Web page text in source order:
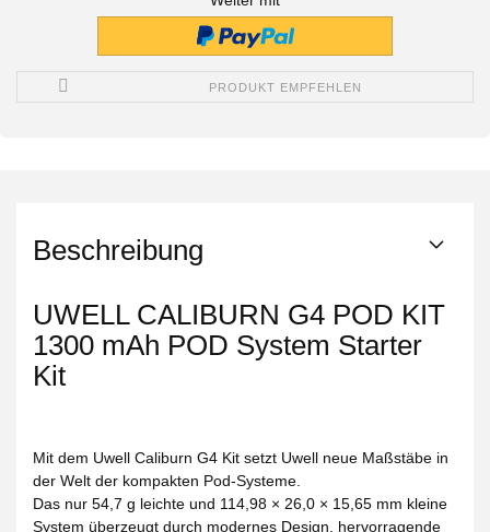
PRODUKT EMPFEHLEN
Beschreibung
UWELL CALIBURN G4 POD KIT
1300 mAh POD System Starter
Kit
Mit dem Uwell Caliburn G4 Kit setzt Uwell neue Maßstäbe in
der Welt der kompakten Pod-Systeme.
Das nur 54,7 g leichte und 114,98 × 26,0 × 15,65 mm kleine
System überzeugt durch modernes Design, hervorragende